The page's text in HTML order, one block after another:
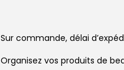
Sur commande, délai
Organisez vos produits de